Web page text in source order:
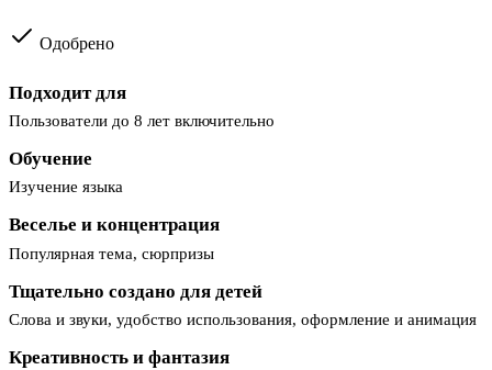
Одобрено
Подходит для
Пользователи до 8 лет включительно
Обучение
Изучение языка
Веселье и концентрация
Популярная тема, сюрпризы
Тщательно создано для детей
Слова и звуки, удобство использования, оформление и анимация
Креативность и фантазия